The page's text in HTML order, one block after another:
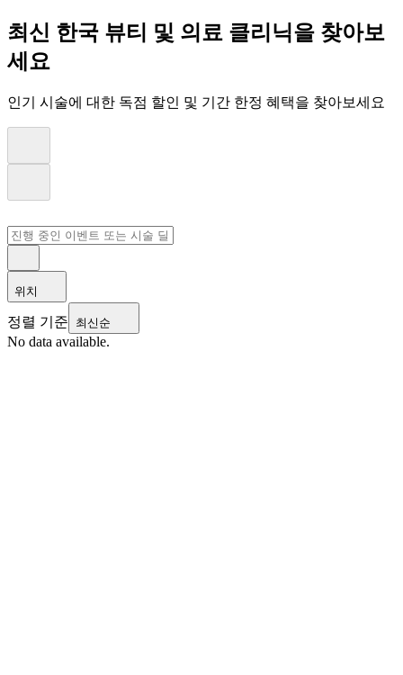
최신 한국 뷰티 및 의료 클리닉을 찾아보
세요
인기 시술에 대한 독점 할인 및 기간 한정 혜택을 찾아보세요
위치
정렬 기준 최신순
No data available.